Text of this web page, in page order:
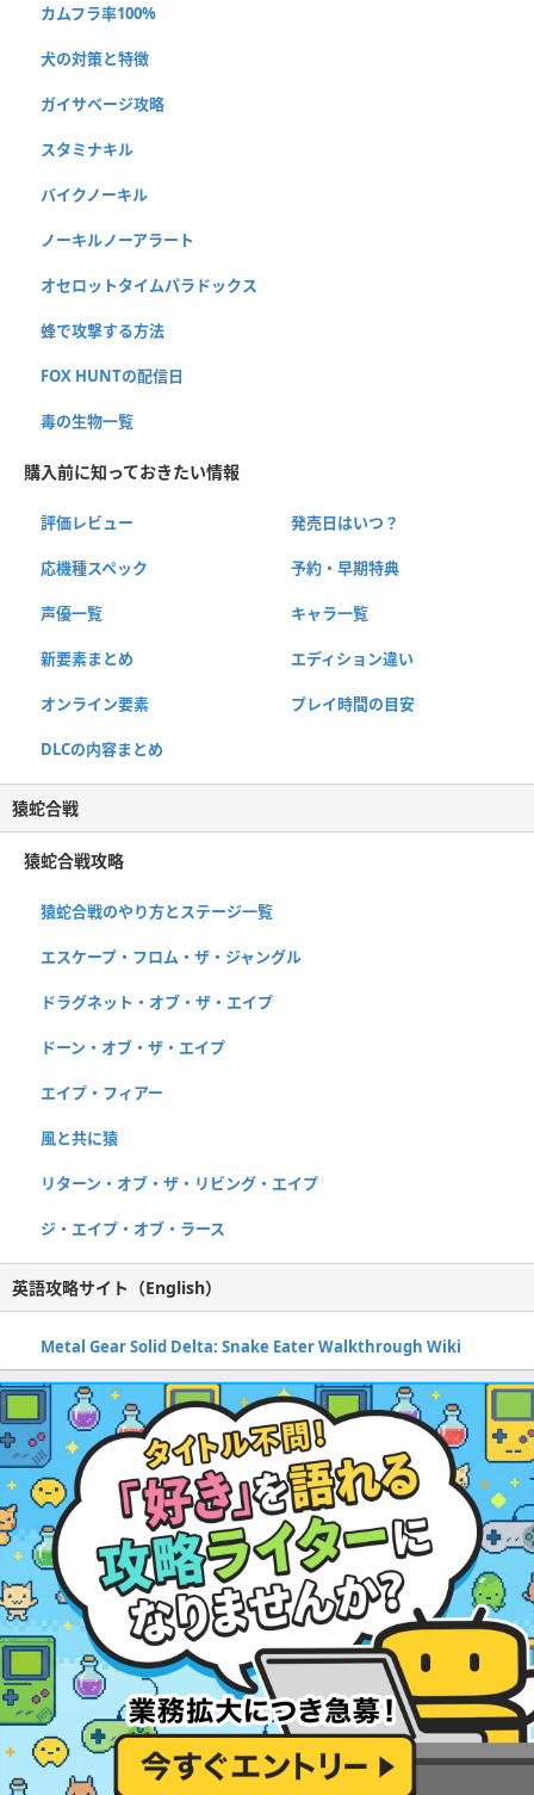
カムフラ率100%
犬の対策と特徴
ガイサベージ攻略
スタミナキル
バイクノーキル
ノーキルノーアラート
オセロットタイムパラドックス
蜂で攻撃する方法
FOX HUNTの配信日
毒の生物一覧
購入前に知っておきたい情報
評価レビュー 発売日はいつ？
応機種スペック 予約・早期特典
声優一覧 キャラ一覧
新要素まとめ エディション違い
オンライン要素 プレイ時間の目安
DLCの内容まとめ
猿蛇合戦
猿蛇合戦攻略
猿蛇合戦のやり方とステージ一覧
エスケープ・フロム・ザ・ジャングル
ドラグネット・オブ・ザ・エイプ
ドーン・オブ・ザ・エイプ
エイプ・フィアー
風と共に猿
リターン・オブ・ザ・リビング・エイプ
ジ・エイプ・オブ・ラース
英語攻略サイト（English）
Metal Gear Solid Delta: Snake Eater Walkthrough Wiki